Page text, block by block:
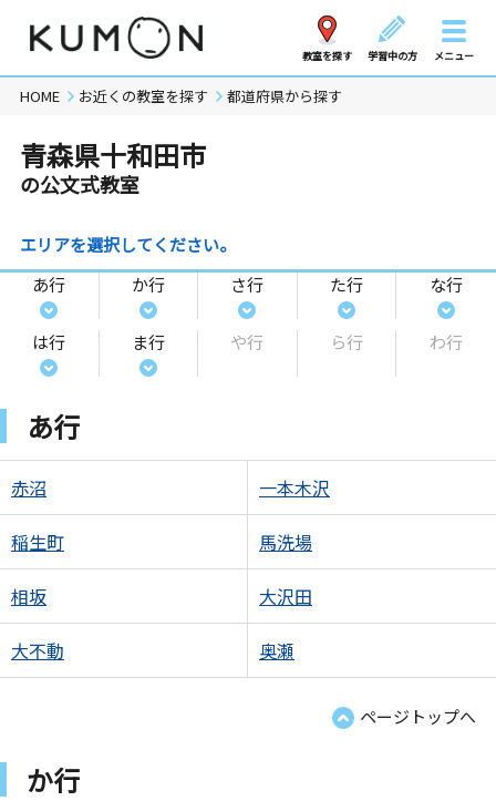
教室を探す 学習中の方 メニュー
HOME お近くの教室を探す 都道府県から探す
青森県十和田市
の公文式教室
エリアを選択してください。
あ行
か行 さ行 た行 な行
は行 ま行 や行 ら行 わ行
あ行
赤沼 一本木沢
稲生町 馬洗場
相坂 大沢田
大不動 奥瀬
ページトップへ
か行